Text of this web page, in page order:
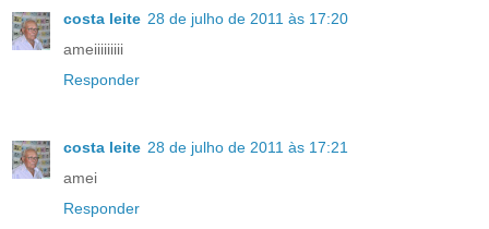
costa leite 28 de julho de 2011 às 17:20
ameiiiiiiiii
Responder
costa leite 28 de julho de 2011 às 17:21
amei
Responder